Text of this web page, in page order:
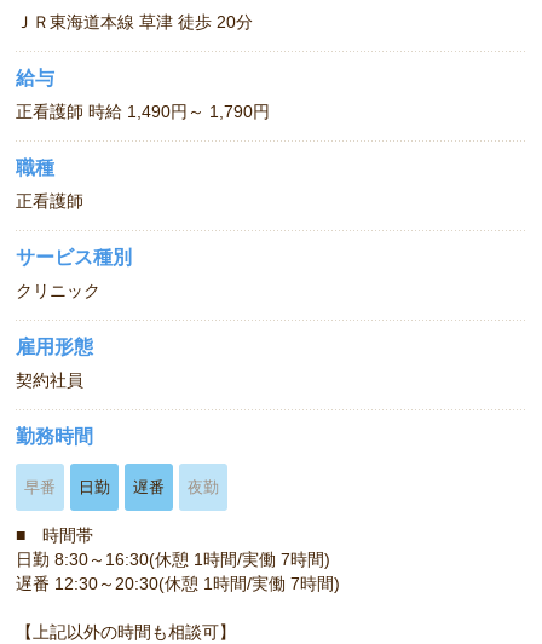
ＪＲ東海道本線 草津 徒歩 20分
給与
正看護師 時給 1,490円～ 1,790円
職種
正看護師
サービス種別
クリニック
雇用形態
契約社員
勤務時間
早番 日勤 遅番 夜勤
■ 時間帯
日勤 8:30～16:30(休憩 1時間/実働 7時間)
遅番 12:30～20:30(休憩 1時間/実働 7時間)
【上記以外の時間も相談可】